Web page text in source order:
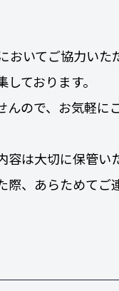
おいてご協力いた
ております。
んので、お気軽に
は大切に保管い
際、あらためてご